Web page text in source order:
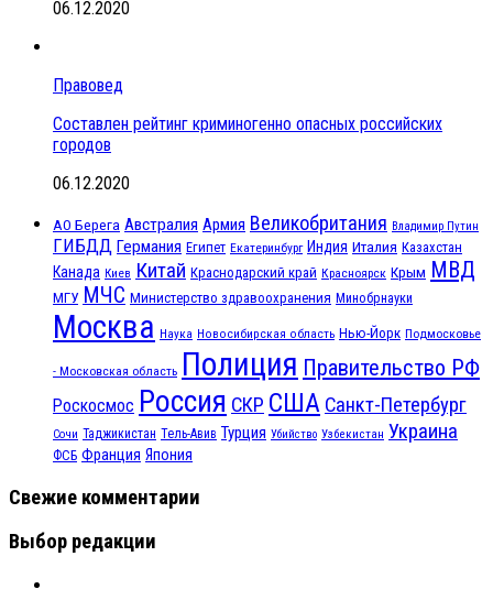
06.12.2020
Правовед
Составлен рейтинг криминогенно опасных российских
городов
06.12.2020
АО Берега Австралия Армия Великобритания Владимир Путин
ГИБДД Германия Египет Екатеринбург Индия Италия Казахстан
Канада Киев Китай Краснодарский край Красноярск Крым МВД
МГУ МЧС Министерство здравоохранения Минобрнауки
Москва Наука Новосибирская область Нью-Йорк Подмосковье
- Московская область Полиция Правительство РФ
Роскосмос Россия СКР США Санкт-Петербург
Сочи Таджикистан Тель-Авив Турция Убийство Узбекистан Украина
ФСБ Франция Япония
Свежие комментарии
Выбор редакции